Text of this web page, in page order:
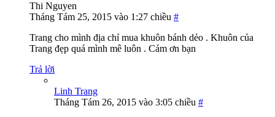
Thi Nguyen
Tháng Tám 25, 2015 vào 1:27 chiều #
Trang cho mình địa chỉ mua khuôn bánh dẻo . Khuôn của
Trang đẹp quá mình mê luôn . Cám ơn bạn
Trả lời
Linh Trang
Tháng Tám 26, 2015 vào 3:05 chiều #